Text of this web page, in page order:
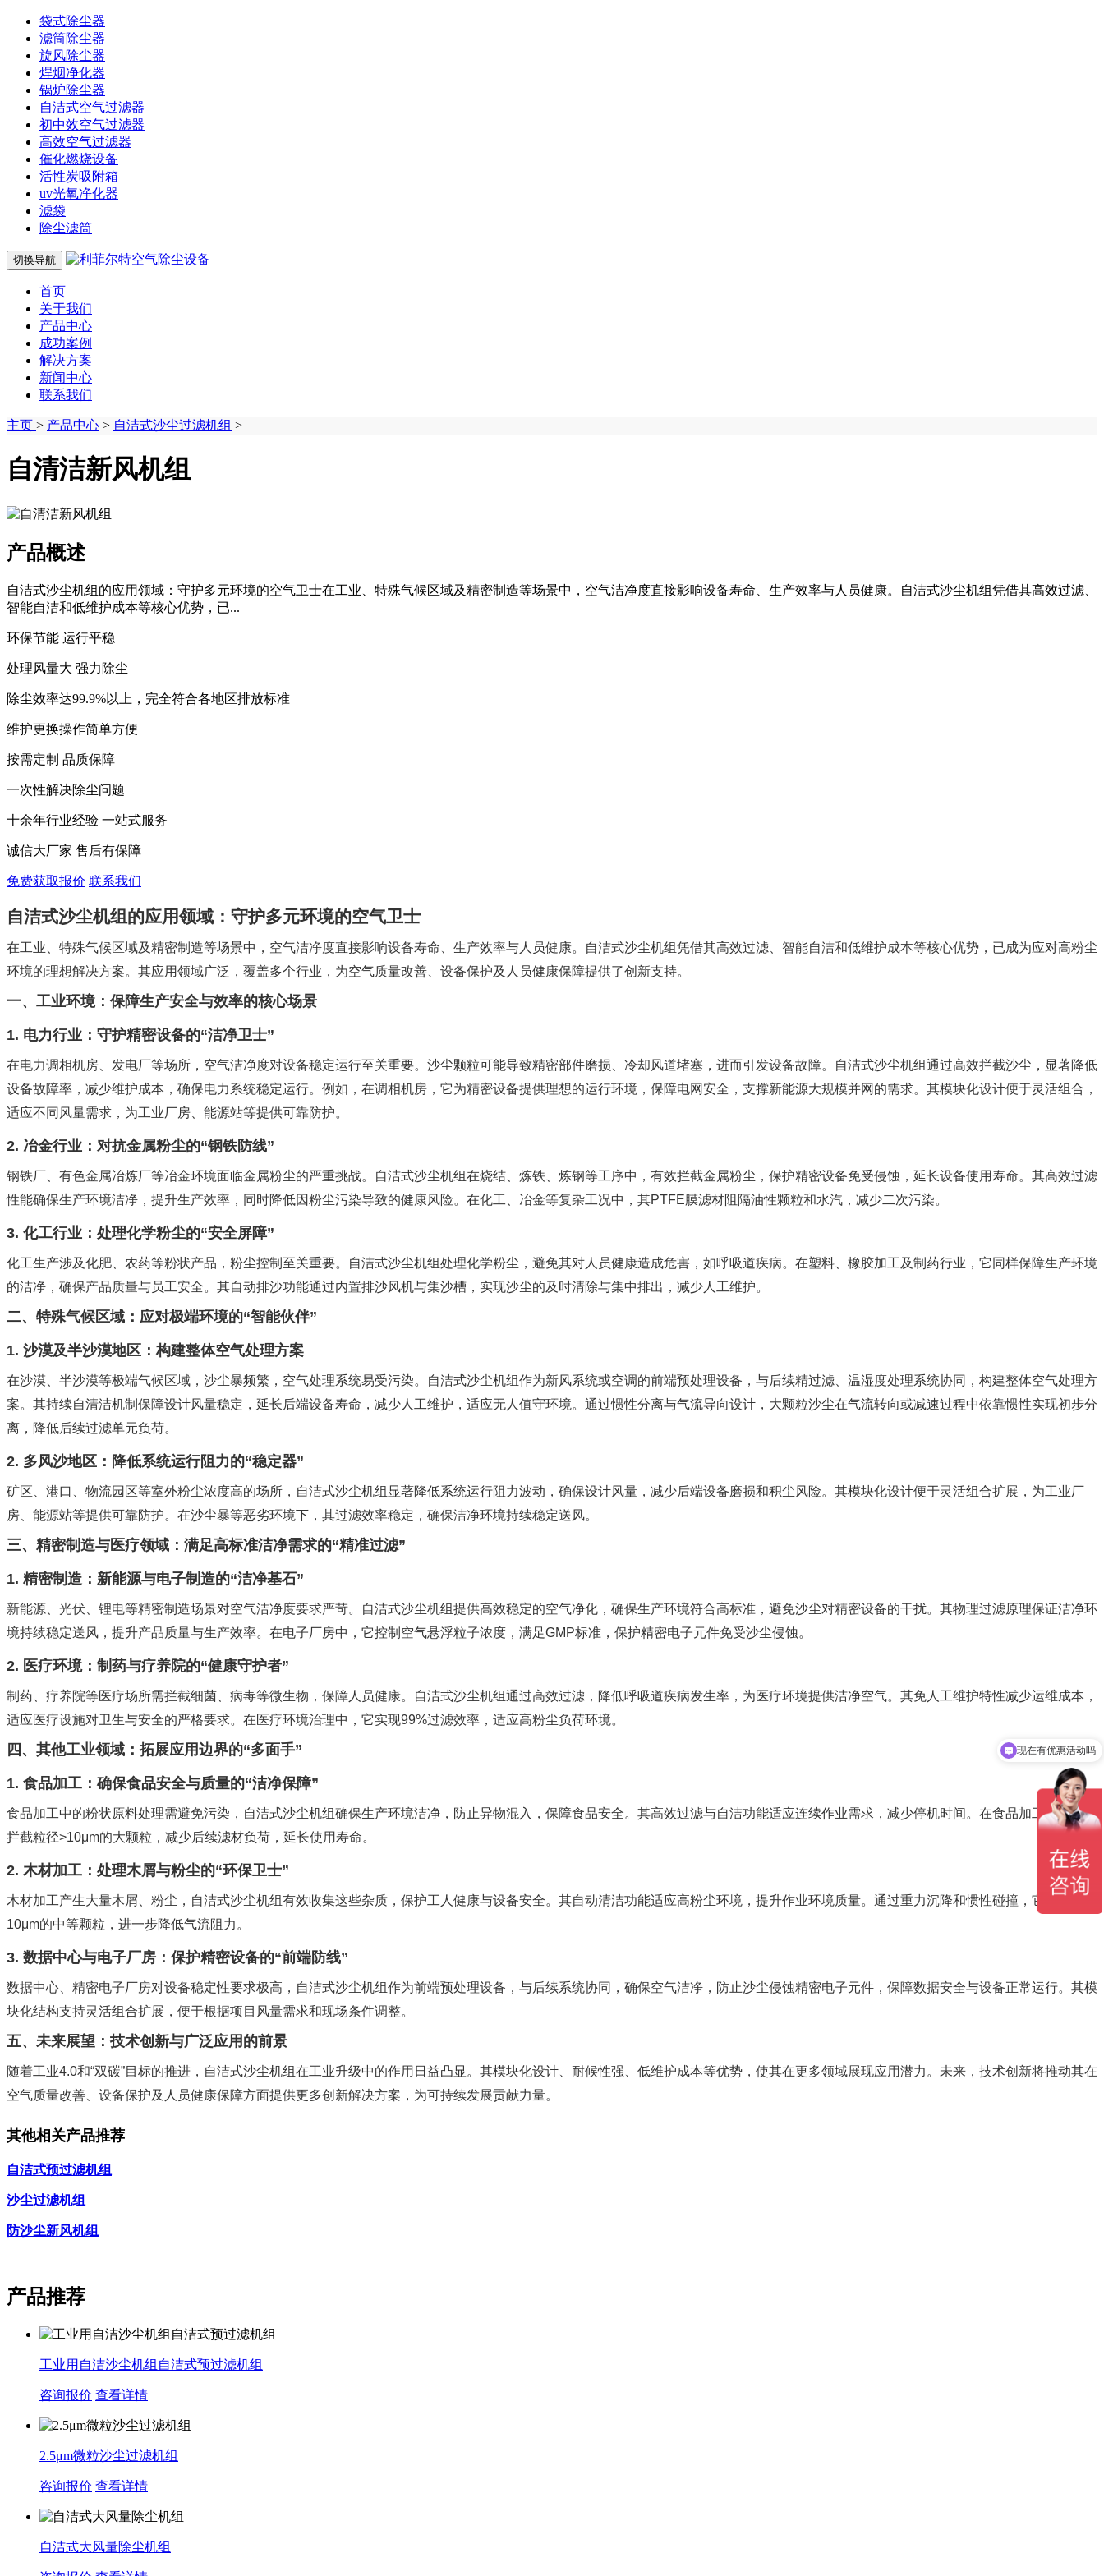
袋式除尘器
滤筒除尘器
旋风除尘器
焊烟净化器
锅炉除尘器
自洁式空气过滤器
初中效空气过滤器
高效空气过滤器
催化燃烧设备
活性炭吸附箱
uv光氧净化器
滤袋
除尘滤筒
切换导航
首页
关于我们
产品中心
成功案例
解决方案
新闻中心
联系我们
主页 > 产品中心 > 自洁式沙尘过滤机组 >
自清洁新风机组
产品概述
自洁式沙尘机组的应用领域：守护多元环境的空气卫士在工业、特殊气候区域及精密制造等场景中，空气洁净度直接影响设备寿命、生产效率与人员健康。自洁式沙尘机组凭借其高效过滤、
智能自洁和低维护成本等核心优势，已...
环保节能 运行平稳
处理风量大 强力除尘
除尘效率达99.9%以上，完全符合各地区排放标准
维护更换操作简单方便
按需定制 品质保障
一次性解决除尘问题
十余年行业经验 一站式服务
诚信大厂家 售后有保障
免费获取报价 联系我们
自洁式沙尘机组的应用领域：守护多元环境的空气卫士
在工业、特殊气候区域及精密制造等场景中，空气洁净度直接影响设备寿命、生产效率与人员健康。自洁式沙尘机组凭借其高效过滤、智能自洁和低维护成本等核心优势，已成为应对高粉尘
环境的理想解决方案。其应用领域广泛，覆盖多个行业，为空气质量改善、设备保护及人员健康保障提供了创新支持。
一、工业环境：保障生产安全与效率的核心场景
1. 电力行业：守护精密设备的“洁净卫士”
在电力调相机房、发电厂等场所，空气洁净度对设备稳定运行至关重要。沙尘颗粒可能导致精密部件磨损、冷却风道堵塞，进而引发设备故障。自洁式沙尘机组通过高效拦截沙尘，显著降低
设备故障率，减少维护成本，确保电力系统稳定运行。例如，在调相机房，它为精密设备提供理想的运行环境，保障电网安全，支撑新能源大规模并网的需求。其模块化设计便于灵活组合，
适应不同风量需求，为工业厂房、能源站等提供可靠防护。
2. 冶金行业：对抗金属粉尘的“钢铁防线”
钢铁厂、有色金属冶炼厂等冶金环境面临金属粉尘的严重挑战。自洁式沙尘机组在烧结、炼铁、炼钢等工序中，有效拦截金属粉尘，保护精密设备免受侵蚀，延长设备使用寿命。其高效过滤
性能确保生产环境洁净，提升生产效率，同时降低因粉尘污染导致的健康风险。在化工、冶金等复杂工况中，其PTFE膜滤材阻隔油性颗粒和水汽，减少二次污染。
3. 化工行业：处理化学粉尘的“安全屏障”
化工生产涉及化肥、农药等粉状产品，粉尘控制至关重要。自洁式沙尘机组处理化学粉尘，避免其对人员健康造成危害，如呼吸道疾病。在塑料、橡胶加工及制药行业，它同样保障生产环境
的洁净，确保产品质量与员工安全。其自动排沙功能通过内置排沙风机与集沙槽，实现沙尘的及时清除与集中排出，减少人工维护。
二、特殊气候区域：应对极端环境的“智能伙伴”
1. 沙漠及半沙漠地区：构建整体空气处理方案
在沙漠、半沙漠等极端气候区域，沙尘暴频繁，空气处理系统易受污染。自洁式沙尘机组作为新风系统或空调的前端预处理设备，与后续精过滤、温湿度处理系统协同，构建整体空气处理方
案。其持续自清洁机制保障设计风量稳定，延长后端设备寿命，减少人工维护，适应无人值守环境。通过惯性分离与气流导向设计，大颗粒沙尘在气流转向或减速过程中依靠惯性实现初步分
离，降低后续过滤单元负荷。
2. 多风沙地区：降低系统运行阻力的“稳定器”
矿区、港口、物流园区等室外粉尘浓度高的场所，自洁式沙尘机组显著降低系统运行阻力波动，确保设计风量，减少后端设备磨损和积尘风险。其模块化设计便于灵活组合扩展，为工业厂
房、能源站等提供可靠防护。在沙尘暴等恶劣环境下，其过滤效率稳定，确保洁净环境持续稳定送风。
三、精密制造与医疗领域：满足高标准洁净需求的“精准过滤”
1. 精密制造：新能源与电子制造的“洁净基石”
新能源、光伏、锂电等精密制造场景对空气洁净度要求严苛。自洁式沙尘机组提供高效稳定的空气净化，确保生产环境符合高标准，避免沙尘对精密设备的干扰。其物理过滤原理保证洁净环
境持续稳定送风，提升产品质量与生产效率。在电子厂房中，它控制空气悬浮粒子浓度，满足GMP标准，保护精密电子元件免受沙尘侵蚀。
2. 医疗环境：制药与疗养院的“健康守护者”
制药、疗养院等医疗场所需拦截细菌、病毒等微生物，保障人员健康。自洁式沙尘机组通过高效过滤，降低呼吸道疾病发生率，为医疗环境提供洁净空气。其免人工维护特性减少运维成本，
适应医疗设施对卫生与安全的严格要求。在医疗环境治理中，它实现99%过滤效率，适应高粉尘负荷环境。
四、其他工业领域：拓展应用边界的“多面手”
1. 食品加工：确保食品安全与质量的“洁净保障”
食品加工中的粉状原料处理需避免污染，自洁式沙尘机组确保生产环境洁净，防止异物混入，保障食品安全。其高效过滤与自洁功能适应连续作业需求，减少停机时间。在食品加工行业，它
拦截粒径>10μm的大颗粒，减少后续滤材负荷，延长使用寿命。
2. 木材加工：处理木屑与粉尘的“环保卫士”
木材加工产生大量木屑、粉尘，自洁式沙尘机组有效收集这些杂质，保护工人健康与设备安全。其自动清洁功能适应高粉尘环境，提升作业环境质量。通过重力沉降和惯性碰撞，它捕捉5-
10μm的中等颗粒，进一步降低气流阻力。
3. 数据中心与电子厂房：保护精密设备的“前端防线”
数据中心、精密电子厂房对设备稳定性要求极高，自洁式沙尘机组作为前端预处理设备，与后续系统协同，确保空气洁净，防止沙尘侵蚀精密电子元件，保障数据安全与设备正常运行。其模
块化结构支持灵活组合扩展，便于根据项目风量需求和现场条件调整。
五、未来展望：技术创新与广泛应用的前景
随着工业4.0和“双碳”目标的推进，自洁式沙尘机组在工业升级中的作用日益凸显。其模块化设计、耐候性强、低维护成本等优势，使其在更多领域展现应用潜力。未来，技术创新将推动其在
空气质量改善、设备保护及人员健康保障方面提供更多创新解决方案，为可持续发展贡献力量。
其他相关产品推荐
自洁式预过滤机组
沙尘过滤机组
防沙尘新风机组
产品推荐
工业用自洁沙尘机组自洁式预过滤机组
咨询报价 查看详情
2.5μm微粒沙尘过滤机组
咨询报价 查看详情
自洁式大风量除尘机组
现在有优惠活动吗